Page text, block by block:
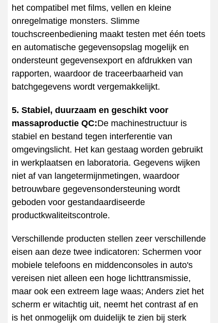
het compatibel met films, vellen en kleine
onregelmatige monsters. Slimme
touchscreenbediening maakt testen met één toets
en automatische gegevensopslag mogelijk en
ondersteunt gegevensexport en afdrukken van
rapporten, waardoor de traceerbaarheid van
batchgegevens wordt vergemakkelijkt.
5. Stabiel, duurzaam en geschikt voor
massaproductie QC:De machinestructuur is
stabiel en bestand tegen interferentie van
omgevingslicht. Het kan gestaag worden gebruikt
in werkplaatsen en laboratoria. Gegevens wijken
niet af van langetermijnmetingen, waardoor
betrouwbare gegevensondersteuning wordt
geboden voor gestandaardiseerde
productkwaliteitscontrole.
Verschillende producten stellen zeer verschillende
eisen aan deze twee indicatoren: Schermen voor
mobiele telefoons en middenconsoles in auto's
vereisen niet alleen een hoge lichttransmissie,
maar ook een extreem lage waas; Anders ziet het
scherm er witachtig uit, neemt het contrast af en
is het onmogelijk om duidelijk te zien bij sterk